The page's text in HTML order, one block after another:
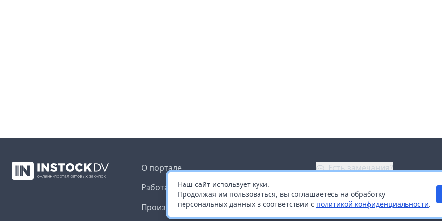
Наш сайт использует куки.
Продолжая им пользоваться, вы соглашаетесь на обработку
персональных данных в соответствии с политикой конфиденциальности.
О портале
Работа с платформой
Производителям и дистрибьюторам
Есть замечания?
Заказать звонок